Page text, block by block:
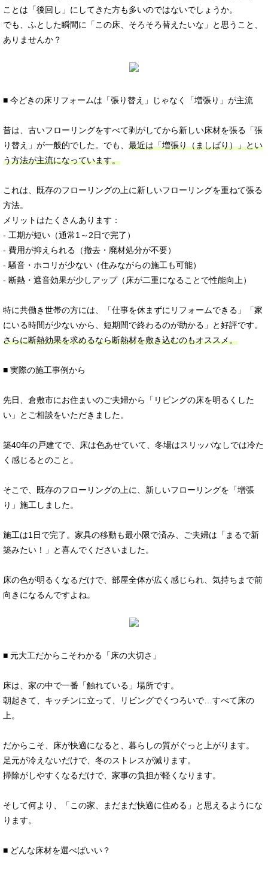
ことは「後回し」にしてきた方も多いのではないでしょうか。
でも、ふとした瞬間に「この床、そろそろ替えたいな」と思うこと、
ありませんか？
■ 今どきの床リフォームは「張り替え」じゃなく「増張り」が主流
昔は、古いフローリングをすべて剥がしてから新しい床材を張る「張
り替え」が一般的でした。でも、 最近は「増張り（ましばり）」とい
う方法が主流になっています。
これは、既存のフローリングの上に新しいフローリングを重ねて張る
方法。
メリットはたくさんあります：
- 工期が短い（通常1～2日で完了）
- 費用が抑えられる（撤去・廃材処分が不要）
- 騒音・ホコリが少ない（住みながらの施工も可能）
- 断熱・遮音効果が少しアップ（床が二重になることで性能向上）
特に共働き世帯の方には、「仕事を休まずにリフォームできる」「家
にいる時間が少ないから、短期間で終わるのが助かる」と好評です。
さらに断熱効果を求めるなら断熱材を敷き込むのもオススメ。
■ 実際の施工事例から
先日、倉敷市にお住まいのご夫婦から「リビングの床を明るくした
い」とご相談をいただきました。
築40年の戸建てで、床は色あせていて、冬場はスリッパなしでは冷た
く感じるとのこと。
そこで、既存のフローリングの上に、新しいフローリングを「増張
り」施工しました。
施工は1日で完了。家具の移動も最小限で済み、ご夫婦は「まるで新
築みたい！」と喜んでくださいました。
床の色が明るくなるだけで、部屋全体が広く感じられ、気持ちまで前
向きになるんですよね。
■ 元大工だからこそわかる「床の大切さ」
床は、家の中で一番「触れている」場所です。
朝起きて、キッチンに立って、リビングでくつろいで…すべて床の
上。
だからこそ、床が快適になると、暮らしの質がぐっと上がります。
足元が冷えないだけで、冬のストレスが減ります。
掃除がしやすくなるだけで、家事の負担が軽くなります。
そして何より、「この家、まだまだ快適に住める」と思えるようにな
ります。
■ どんな床材を選べばいい？